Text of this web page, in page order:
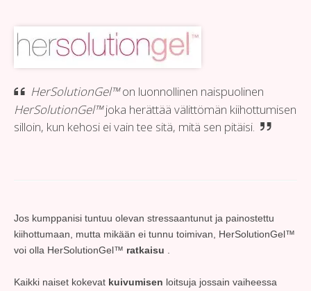
HerSolutionGel™on luonnollinen naispuolinen
HerSolutionGel™joka herättää välittömän kiihottumisen
silloin, kun kehosi ei vain tee sitä, mitä sen pitäisi.
Jos kumppanisi tuntuu olevan stressaantunut ja painostettu
kiihottumaan, mutta mikään ei tunnu toimivan, HerSolutionGel™
voi olla HerSolutionGel™ ratkaisu
Kaikki naiset kokevat kuivumisen loitsuja jossain vaiheessa